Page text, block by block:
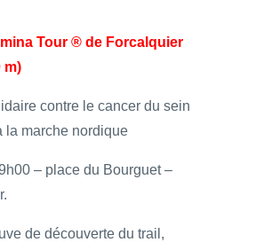
Tour ® de Forcalquier
m)
contre le cancer du sein
la marche nordique
– place du Bourguet –
de découverte du trail,